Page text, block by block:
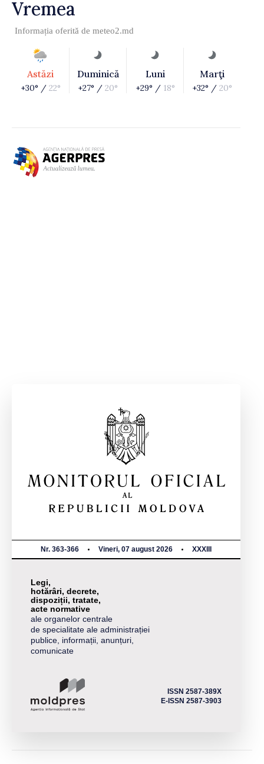
Vremea
Informația oferită de meteo2.md
Astăzi
+30° / 22°
Duminică
+27° / 20°
Luni
+29° / 18°
Marţi
+32° / 20°
Nr. 363-366 Vineri, 07 august 2026 XXXIII
Legi,
hotărâri, decrete,
dispoziții, tratate,
acte normative
ale organelor centrale
de specialitate ale administrației
publice, informații, anunțuri,
comunicate
ISSN 2587-389X
E-ISSN 2587-3903